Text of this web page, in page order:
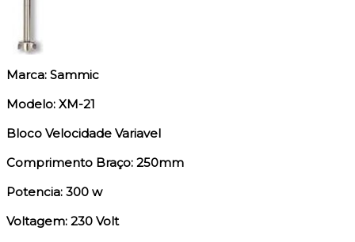
Marca: Sammic
Modelo: XM-21
Bloco Velocidade Variavel
Comprimento Braço: 250mm
Potencia: 300 w
Voltagem: 230 Volt